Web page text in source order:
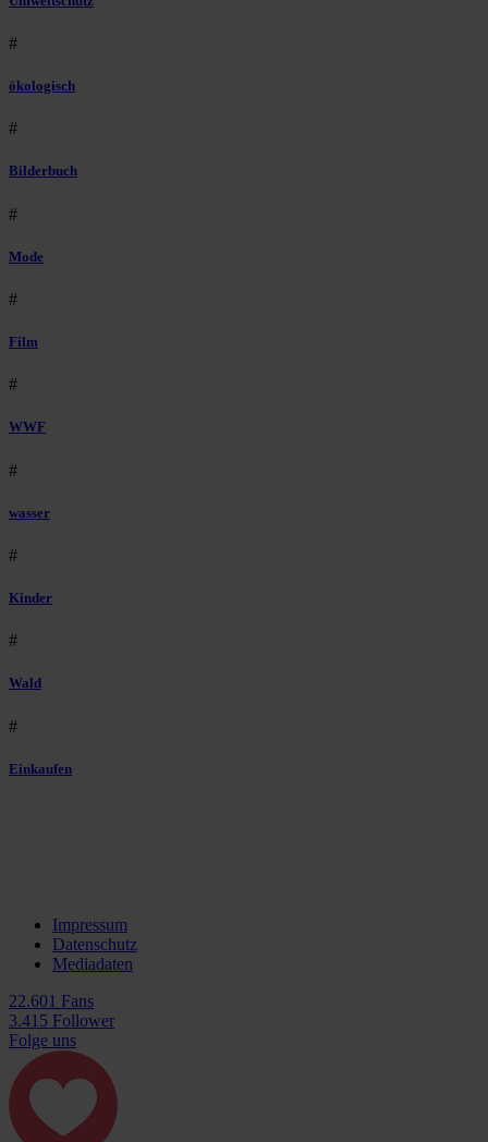
#
ökologisch
#
Bilderbuch
#
Mode
#
Film
#
WWF
#
wasser
#
Kinder
#
Wald
#
Einkaufen
Impressum
Datenschutz
Mediadaten
22.601 Fans
3.415 Follower
Folge uns